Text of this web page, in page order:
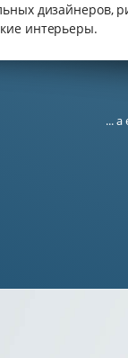
дизайнеров,
интерьеры.
...